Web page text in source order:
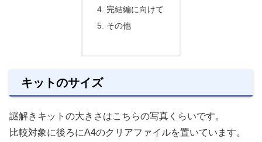
完結編に向けて
その他
キットのサイズ
謎解きキットの大きさはこちらの写真くらいです。
比較対象に後ろにA4のクリアファイルを置いています。